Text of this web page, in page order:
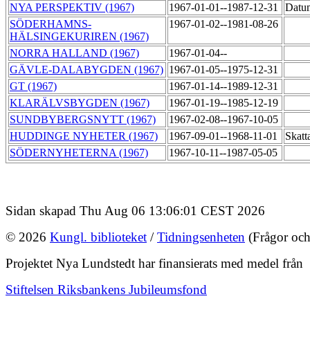
NYA PERSPEKTIV (1967) 1967-01-01--1987-12-31
SÖDERHAMNS-
HÄLSINGEKURIREN (1967)
1967-01-02--1981-08-26
NORRA HALLAND (1967)
1967-01-04--
GÄVLE-DALABYGDEN (1967) 1967-01-05--1975-12-31
GT (1967)
1967-01-14--1989-12-31
KLARÄLVSBYGDEN (1967)
1967-01-19--1985-12-19
SUNDBYBERGSNYTT (1967)
1967-02-08--1967-10-05
HUDDINGE NYHETER (1967)
1967-09-01--1968-11-01
SÖDERNYHETERNA (1967)
1967-10-11--1987-05-05
Sidan skapad Thu Aug 06 13:06:01 CEST 2026
© 2026 Kungl. biblioteket /Tidningsenheten (Frågor
Projektet Nya Lundstedt har finansierats med medel från
Stiftelsen Riksbankens Jubileumsfond